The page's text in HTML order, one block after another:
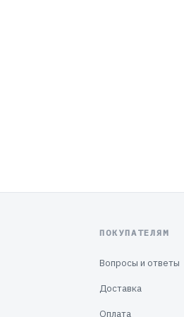
ПОКУПАТЕЛЯМ
Вопросы и ответы
Доставка
Оплата